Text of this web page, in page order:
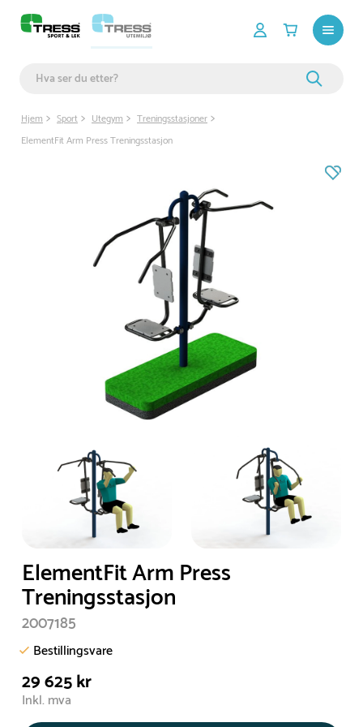
Hjem Sport Utegym
Treningsstasjoner
ElementFit Arm Press Treningsstasjon
ElementFit Arm Press
Treningsstasjon
2007185
Bestillingsvare
29 625 kr
Inkl. mva